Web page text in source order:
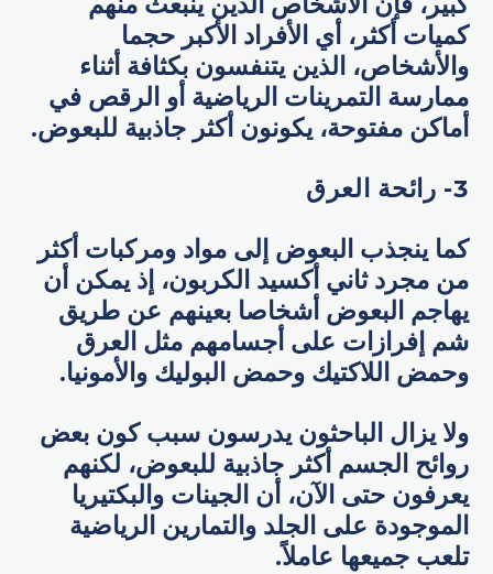
كميات أكثر، أي الأفراد الأكبر حجما
والأشخاص، الذين يتنفسون بكثافة أثناء
ممارسة التمرينات الرياضية أو الرقص في
أماكن مفتوحة، يكونون أكثر جاذبية للبعوض.
3- رائحة العرق
كما ينجذب البعوض إلى مواد ومركبات أكثر
من مجرد ثاني أكسيد الكربون، إذ يمكن أن
يهاجم البعوض أشخاصا بعينهم عن طريق
شم إفرازات على أجسامهم مثل العرق
وحمض اللاكتيك وحمض البوليك والأمونيا.
ولا يزال الباحثون يدرسون سبب كون بعض
روائح الجسم أكثر جاذبية للبعوض، لكنهم
يعرفون حتى الآن، أن الجينات والبكتيريا
الموجودة على الجلد والتمارين الرياضية
تلعب جميعها عاملاً.